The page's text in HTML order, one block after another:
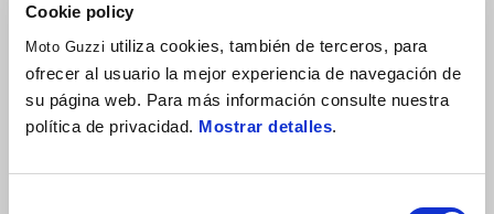
Cookie policy
Moto Guzzi utiliza cookies, también de terceros, para
ofrecer al usuario la mejor experiencia de navegación de
su página web. Para más información consulte nuestra
política de privacidad. Mostrar detalles.
parabrisas extra alto y ajustable
máxima protección en autopistas y en climas fríos.